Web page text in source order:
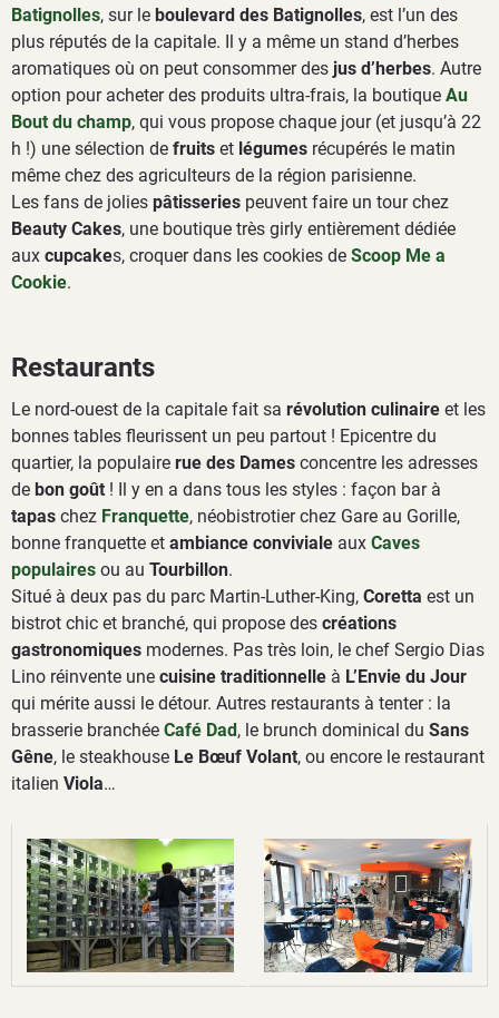
Batignolles, sur le boulevard des Batignolles, est l’un des
plus réputés de la capitale. Il y a même un stand d’herbes
aromatiques où on peut consommer des jus d’herbes. Autre
option pour acheter des produits ultra-frais, la boutique Au
Bout du champ, qui vous propose chaque jour (et jusqu’à 22
h !) une sélection de fruits et légumes récupérés le matin
même chez des agriculteurs de la région parisienne.
Les fans de jolies pâtisseries peuvent faire un tour chez
Beauty Cakes, une boutique très girly entièrement dédiée
aux cupcakes, croquer dans les cookies de Scoop Me a
Cookie.
Restaurants
Le nord-ouest de la capitale fait sa révolution culinaire et les
bonnes tables fleurissent un peu partout ! Epicentre du
quartier, la populaire rue des Dames concentre les adresses
de bon goût ! Il y en a dans tous les styles : façon bar à
tapas chez Franquette, néobistrotier chez Gare au Gorille,
bonne franquette et ambiance conviviale aux Caves
populaires ou au Tourbillon.
Situé à deux pas du parc Martin-Luther-King, Coretta est un
bistrot chic et branché, qui propose des créations
gastronomiques modernes. Pas très loin, le chef Sergio Dias
Lino réinvente une cuisine traditionnelle à L’Envie du Jour
qui mérite aussi le détour. Autres restaurants à tenter : la
brasserie branchée Café Dad, le brunch dominical du Sans
Gêne, le steakhouse Le Bœuf Volant, ou encore le restaurant
italien Viola…